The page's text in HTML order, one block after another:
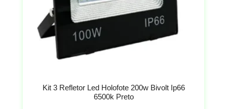
Kit 3 Refletor Led Holofote 200w Bivolt Ip66
6500k Preto